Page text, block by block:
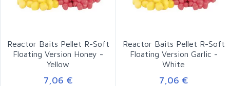
Reactor Baits Pellet R-Soft
Floating Version Honey -
Yellow
7,06 €
Reactor Baits Pellet R-Soft
Floating Version Garlic -
White
7,06 €